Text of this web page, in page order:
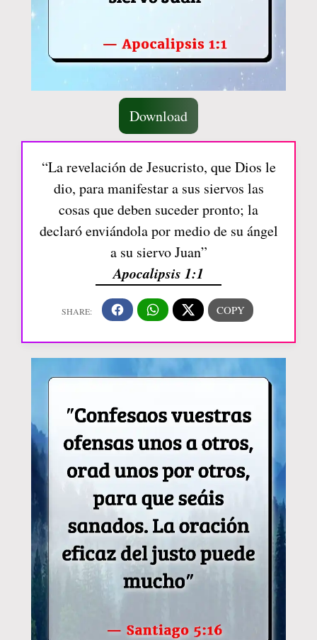
Download
“La revelación de Jesucristo, que Dios le
dio, para manifestar a sus siervos las
cosas que deben suceder pronto; la
declaró enviándola por medio de su ángel
a su siervo Juan”
Apocalipsis 1:1